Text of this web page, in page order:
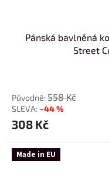
Pánská bavlněná
Street
558 Kč
–44 %
308 Kč
Made in EU